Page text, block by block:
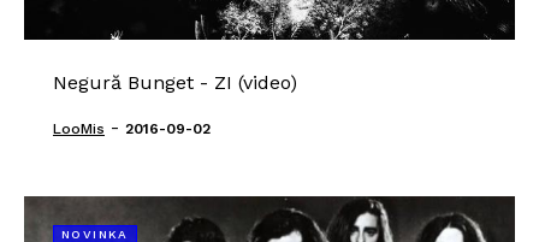
Negură Bunget - ZI (video)
LooMis - 2016-09-02
NOVINKA